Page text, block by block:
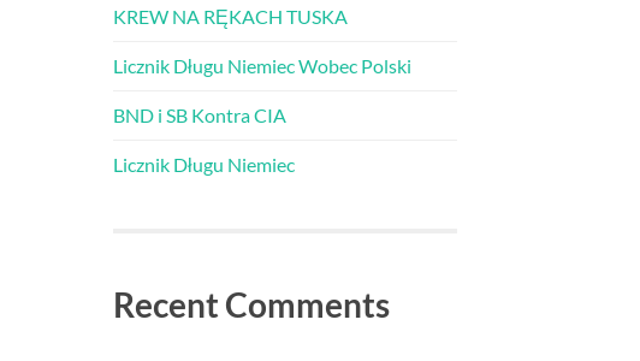
KREW NA RĘKACH TUSKA
Licznik Długu Niemiec Wobec Polski
BND i SB Kontra CIA
Licznik Długu Niemiec
Recent Comments